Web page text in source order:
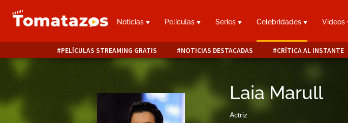
Noticias Películas Series Celebridades Videos
PELÍCULAS STREAMING GRATIS NOTICIAS DESTACADAS CRÍTICA AL INSTANTE
Laia Marull
Actriz